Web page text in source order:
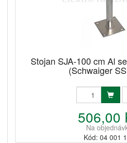
Stojan SJA-100 cm Al
(Schwaiger
506,00
Na
Kód: 04 001